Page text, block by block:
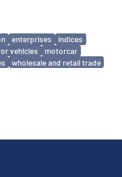
enterprises
indices
vehicles
motorcar
wholesale and retail trade